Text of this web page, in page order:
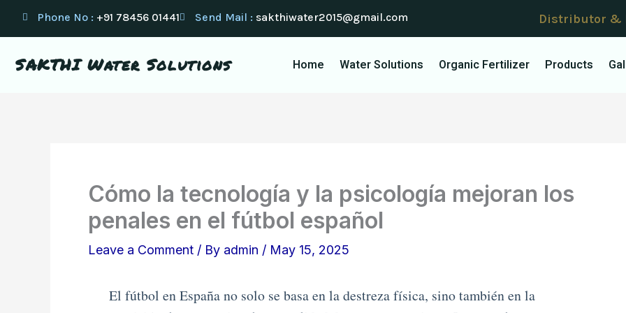
Skip
to
content
Phone No : +91 78456 01441 Send Mail : sakthiwater2015@gmail.com Distributor &
SAKTHI Water Solutions Home Water Solutions Organic Fertilizer Products
Cómo la tecnología y la psicología mejoran los
penales en el fútbol español
Leave a Comment / By admin / May 15, 2025
El fútbol en España no solo se basa en la destreza física, sino también en la